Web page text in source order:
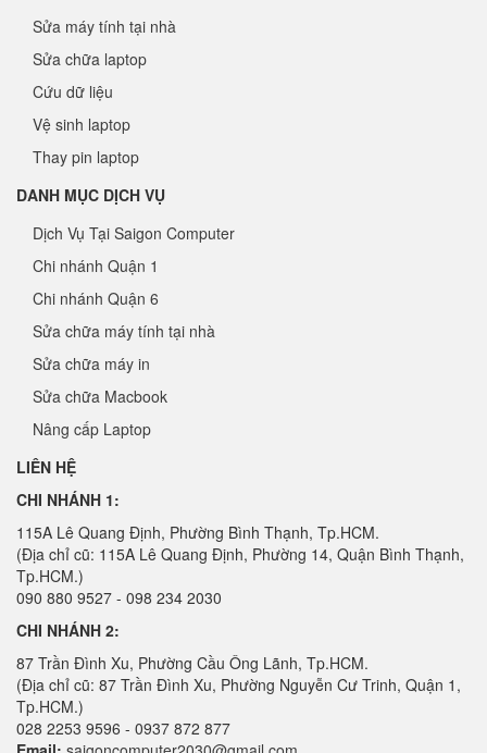
Sửa máy tính tại nhà
Sửa chữa laptop
Cứu dữ liệu
Vệ sinh laptop
Thay pin laptop
DANH MỤC DỊCH VỤ
Dịch Vụ Tại Saigon Computer
Chi nhánh Quận 1
Chi nhánh Quận 6
Sửa chữa máy tính tại nhà
Sửa chữa máy in
Sửa chữa Macbook
Nâng cấp Laptop
LIÊN HỆ
CHI NHÁNH 1:
115A Lê Quang Định, Phường Bình Thạnh, Tp.HCM.
(Địa chỉ cũ: 115A Lê Quang Định, Phường 14, Quận Bình Thạnh,
Tp.HCM.)
090 880 9527 - 098 234 2030
CHI NHÁNH 2:
87 Trần Đình Xu, Phường Cầu Ông Lãnh, Tp.HCM.
(Địa chỉ cũ: 87 Trần Đình Xu, Phường Nguyễn Cư Trinh, Quận 1,
Tp.HCM.)
028 2253 9596 - 0937 872 877